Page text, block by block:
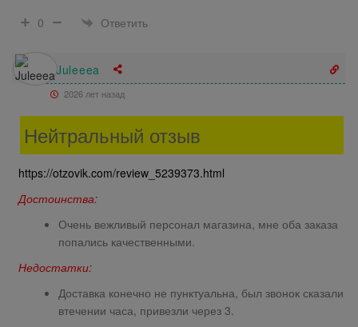
0
Ответить
Juleeea
2026 лет назад
Нейтральный отзыв
https://otzovik.com/review_5239373.html
Достоинства:
Очень вежливый персонал магазина, мне оба заказа
попались качественными.
Недостатки:
Доставка конечно не пунктуальна, был звонок сказали
втечении часа, привезли через 3.